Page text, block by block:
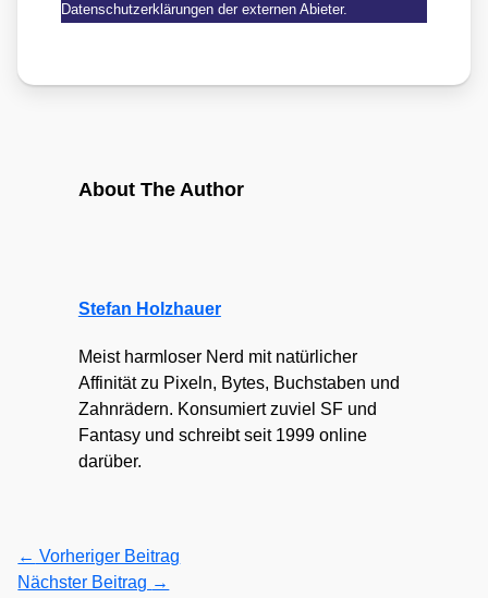
Datenschutzerklärungen der externen Abieter.
About The Author
Stefan Holzhauer
Meist harmloser Nerd mit natürlicher
Affinität zu Pixeln, Bytes, Buchstaben und
Zahnrädern. Konsumiert zuviel SF und
Fantasy und schreibt seit 1999 online
darüber.
← Vorheriger Beitrag
Nächster Beitrag →